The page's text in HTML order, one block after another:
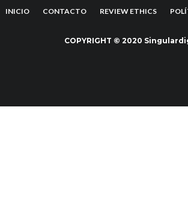
INICIO CONTACTO REVIEW ETHICS
COPYRIGHT © 2020